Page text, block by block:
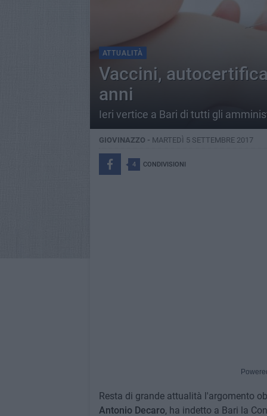
ATTUALITÀ
Vaccini,
anni
Ieri vertice a Bari di tutti gli
GIOVINAZZO - MARTEDÌ 5 SETTEMBRE 2017
4 CONDIVISIONI
Resta di grande attualità l'argomento
Antonio Decaro, ha indetto a Bari la